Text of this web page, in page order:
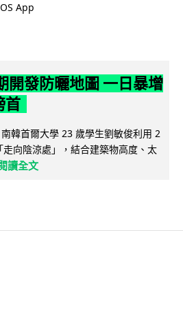
App
開發防曬地圖 一日暴增
首
南韓首爾大學 23 歲學生劉敏俊利用 2
向陰涼處」，結合建築物高度、太
讀全文